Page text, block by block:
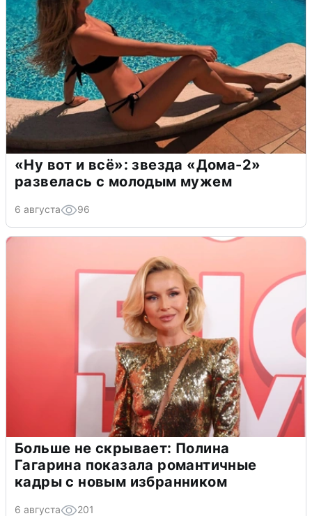
«Ну вот и всё»: звезда «Дома-2»
развелась с молодым мужем
6 августа 96
Больше не скрывает: Полина
Гагарина показала романтичные
кадры с новым избранником
6 августа 201